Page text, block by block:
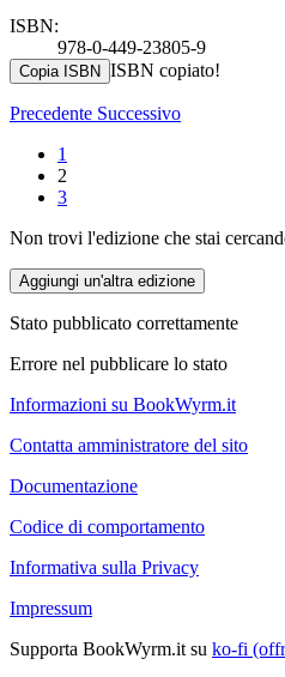
ISBN:
978-0-449-23805-9
Copia ISBN ISBN copiato!
Precedente Successivo
1
2
3
Non trovi l'edizione che stai
Aggiungi un'altra edizione
Stato pubblicato correttamente
Errore nel pubblicare lo stato
Informazioni su BookWyrm.it
Contatta amministratore del sito
Documentazione
Codice di comportamento
Informativa sulla Privacy
Impressum
Supporta BookWyrm.it su ko-fi